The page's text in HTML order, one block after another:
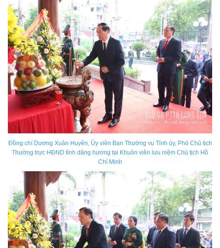
Đồng chí Dương Xuân Huyên, Ủy viên Ban Thường vụ Tỉnh ủy, Phó Chủ tịch
Thường trực HĐND tỉnh dâng hương tại Khuôn viên lưu niệm Chủ tịch Hồ
Chí Minh